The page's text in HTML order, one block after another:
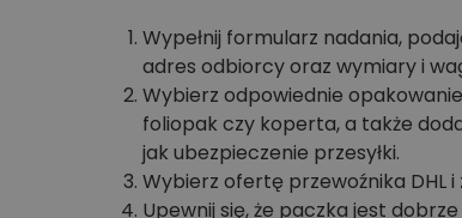
Wypełnij formularz nadania,
adres odbiorcy oraz wymiary i
Wybierz odpowiednie
foliopak czy koperta, a także
jak ubezpieczenie przesyłki.
Wybierz ofertę przewoźnika DHL
Upewnij się, że paczka jest